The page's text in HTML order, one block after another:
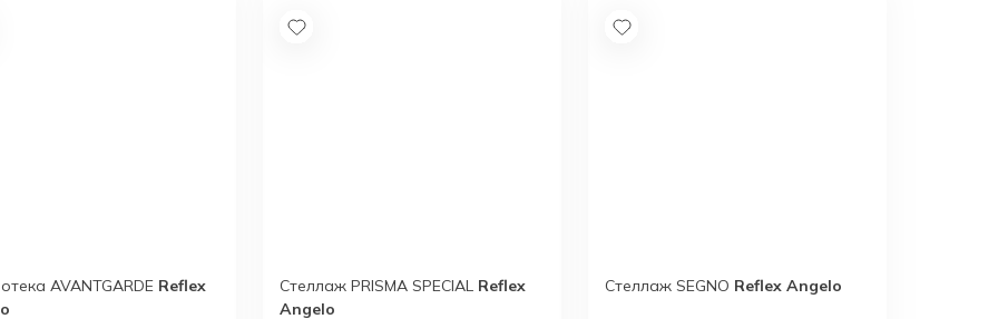
AVANTGARDE Reflex
Стеллаж PRISMA SPECIAL Reflex
Angelo
Стеллаж SEGNO Reflex Angelo